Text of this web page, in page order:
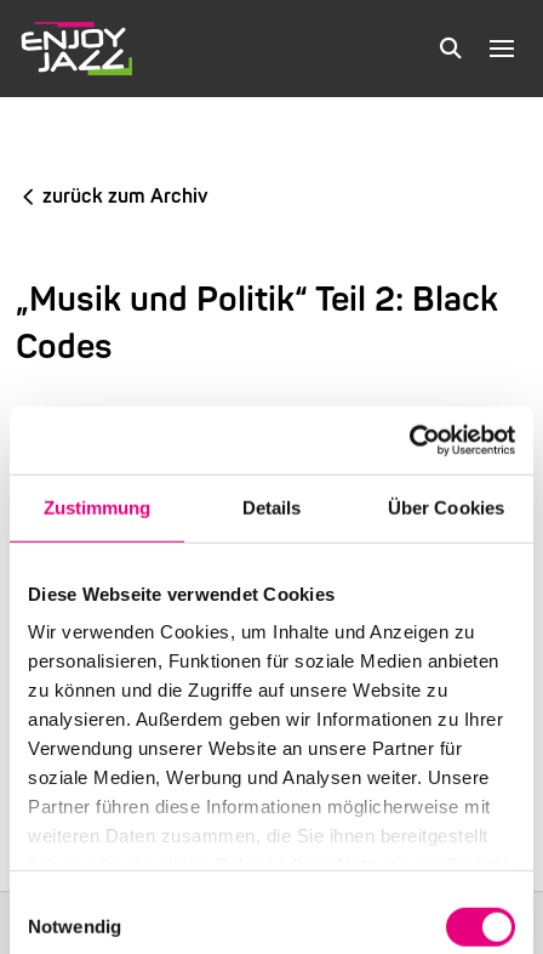
Zustimmung Details Über Cookies
Diese Webseite verwendet Cookies
Wir verwenden Cookies, um Inhalte und Anzeigen zu
personalisieren, Funktionen für soziale Medien anbieten
zu können und die Zugriffe auf unsere Website zu
analysieren. Außerdem geben wir Informationen zu Ihrer
Verwendung unserer Website an unsere Partner für
soziale Medien, Werbung und Analysen weiter. Unsere
Partner führen diese Informationen möglicherweise mit
weiteren Daten zusammen, die Sie ihnen bereitgestellt
Notwendig
zurück zum Archiv
„Musik und Politik“ Teil 2: Black
Codes
9. Internationales Festival für Jazz und Anderes
Ende:18. Oktober 2007 - 00:00 Uhr
Kulturhaus Karlstorbahnhof Heidelberg:Am
Karlstor 1, Heidelberg
Event Serie:"Musik und Politik" Teil 2: Black Codes